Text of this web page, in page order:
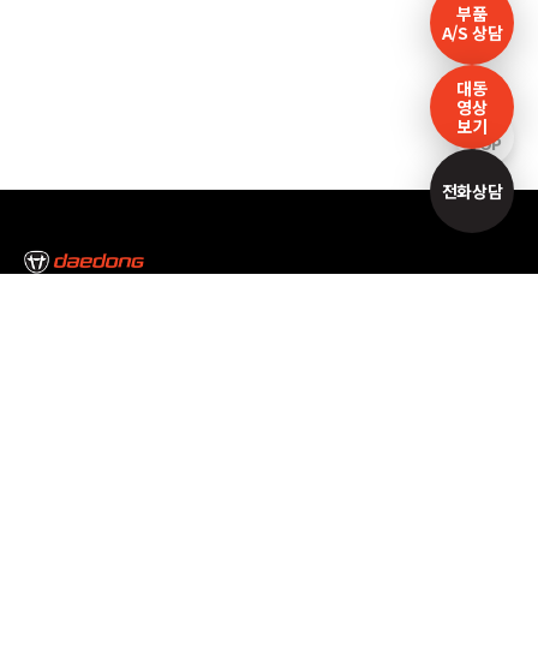
부품
A/S 상담
대동
영상
보기
전화상담
TOP